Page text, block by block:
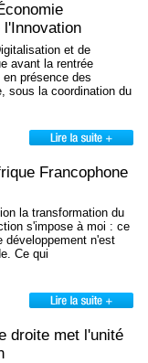
et de
avant la rentrée
présence des
sous la coordination du
Francophone
la transformation du
s'impose à moi : ce
développement n'est
Ce qui
droite met l'unité